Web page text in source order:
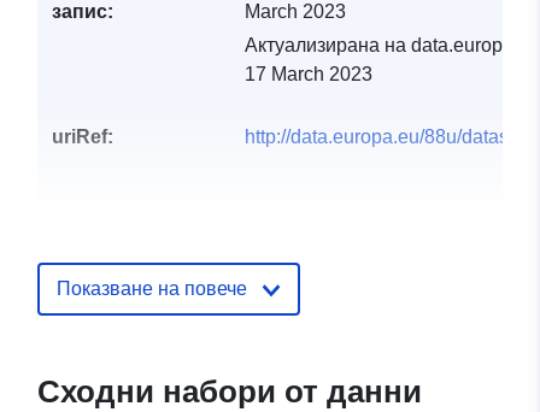
запис:
March 2023
Актуализирана на
17 March 2023
uriRef: http://data.europa.eu/88u/dataset/
Показване на повече
Сходни набори от данни